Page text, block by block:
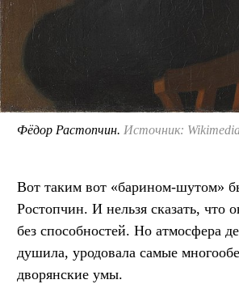
Фёдор Растопчин. Источник:
Вот таким вот «барином-шутом»
Ростопчин. И нельзя сказать, что
без способностей. Но атмосфера
душила, уродовала самые
дворянские умы.